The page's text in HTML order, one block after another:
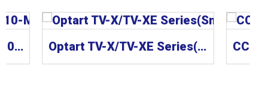
CCS Lens 工業鏡頭 SE-110-M Series Optart TV-X/TV-XE Series(Small Mount) 工業鏡頭